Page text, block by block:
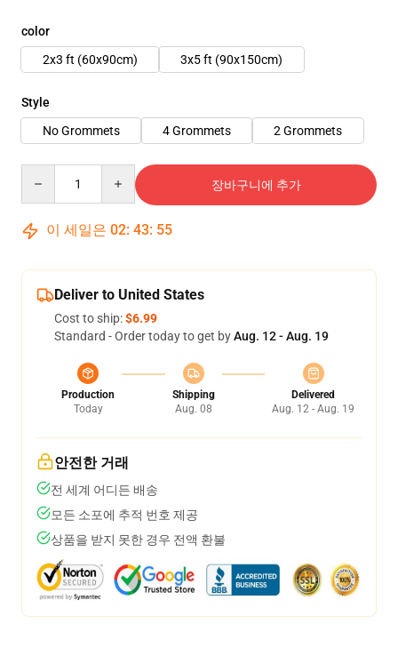
color
2x3 ft (60x90cm)
3x5 ft (90x150cm)
Style
No Grommets
4 Grommets 2 Grommets
장바구니에 추가
이 세일은 02: 43: 54
Deliver to United States
Cost to ship:$6.99
Standard - Order today to get byAug. 12 - Aug. 19
Production
Today
Shipping
Aug. 08
Delivered
Aug. 12 - Aug. 19
안전한 거래
전 세계 어디든 배송
모든 소포에 추적 번호 제공
상품을 받지 못한 경우 전액 환불